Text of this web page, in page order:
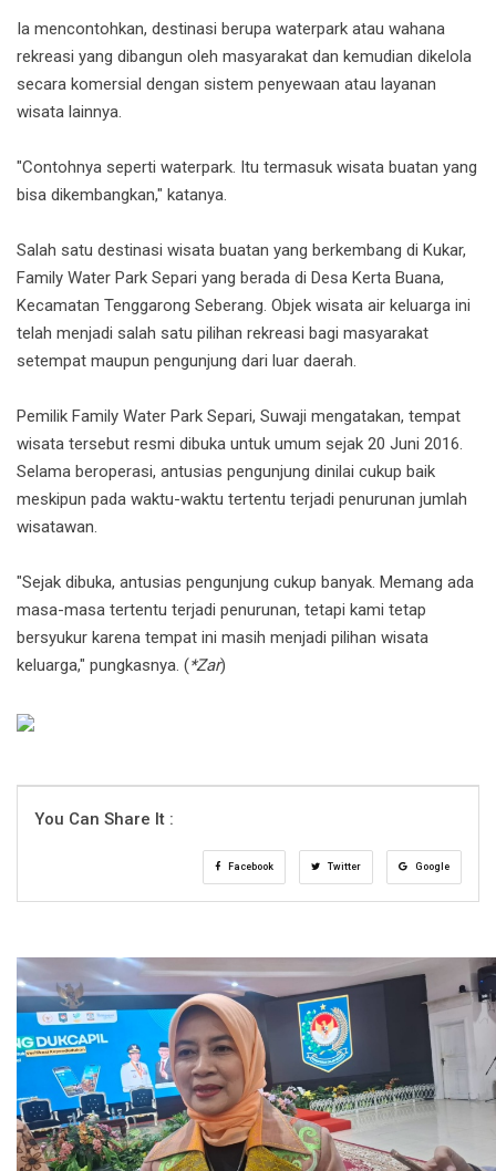
Ia mencontohkan, destinasi berupa waterpark atau wahana
rekreasi yang dibangun oleh masyarakat dan kemudian dikelola
secara komersial dengan sistem penyewaan atau layanan
wisata lainnya.
"Contohnya seperti waterpark. Itu termasuk wisata buatan yang
bisa dikembangkan," katanya.
Salah satu destinasi wisata buatan yang berkembang di Kukar,
Family Water Park Separi yang berada di Desa Kerta Buana,
Kecamatan Tenggarong Seberang. Objek wisata air keluarga ini
telah menjadi salah satu pilihan rekreasi bagi masyarakat
setempat maupun pengunjung dari luar daerah.
Pemilik Family Water Park Separi, Suwaji mengatakan, tempat
wisata tersebut resmi dibuka untuk umum sejak 20 Juni 2016.
Selama beroperasi, antusias pengunjung dinilai cukup baik
meskipun pada waktu-waktu tertentu terjadi penurunan jumlah
wisatawan.
"Sejak dibuka, antusias pengunjung cukup banyak. Memang ada
masa-masa tertentu terjadi penurunan, tetapi kami tetap
bersyukur karena tempat ini masih menjadi pilihan wisata
keluarga," pungkasnya. (*Zar)
You Can Share It :
Facebook Twitter Google